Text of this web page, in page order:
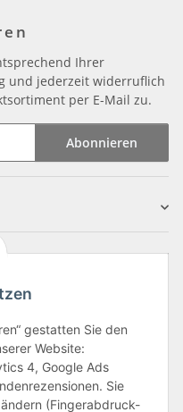
gestatten Sie den
Website:
4, Google Ads
Sie
(Fingerabdruck-
Ihrer
und jederzeit widerruflich
per E-Mail zu.
Abonnieren